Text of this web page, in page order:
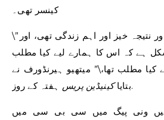
کینسر تھی۔
\”اس کی ایک بڑی اور نتیجہ خیز اور اہم زندگی تھی، اور [it\’s]
ہے کہ اس کا ہمارے لیے کیا مطلب
کیا مطلب تھا،\” میتھیو ہیرنڈورف نے
بتایاکینیڈین پریس ہفتہ کے روز.
نے 1965 میں ونی پیگ میں سی بی سی میں